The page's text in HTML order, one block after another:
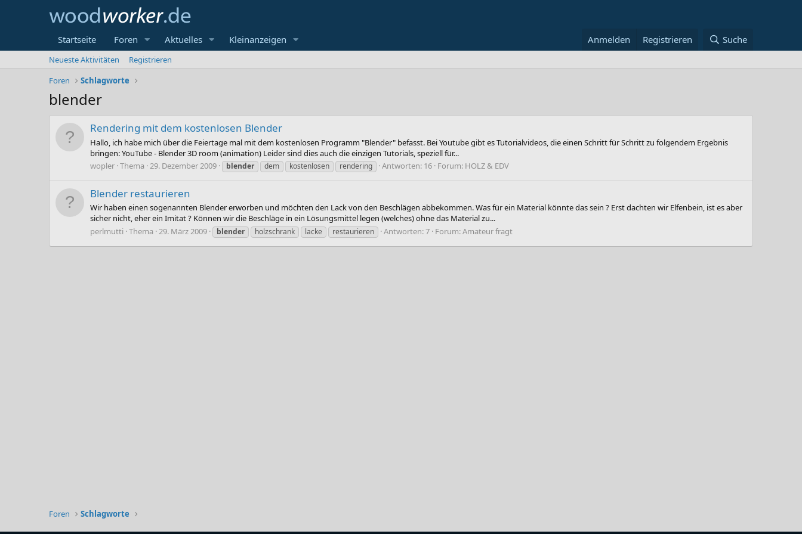
Startseite Foren Aktuelles Kleinanzeigen Anmelden Registrieren Suche
Neueste Aktivitäten
Registrieren
Foren
Schlagworte
blender
Rendering mit dem kostenlosen Blender
Hallo, ich habe mich über die Feiertage mal mit dem kostenlosen Programm "Blender" befasst. Bei Youtube gibt es Tutorialvideos, die einen Schritt für Schritt zu folgendem Ergebnis
bringen: YouTube - Blender 3D room (animation) Leider sind dies auch die einzigen Tutorials, speziell für...
wopler Thema 29. Dezember 2009 blender dem kostenlosen rendering Antworten: 16 Forum: HOLZ & EDV
Blender restaurieren
Wir haben einen sogenannten Blender erworben und möchten den Lack von den Beschlägen abbekommen. Was für ein Material könnte das sein ? Erst dachten wir Elfenbein, ist es aber
sicher nicht, eher ein Imitat ? Können wir die Beschläge in ein Lösungsmittel legen (welches) ohne das Material zu...
perlmutti Thema 29. März 2009 blender holzschrank lacke restaurieren Antworten: 7 Forum:Amateur fragt
Foren Schlagworte